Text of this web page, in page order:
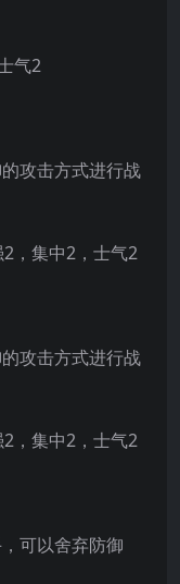
气2
攻击方式进行战
，集中2，士气2
攻击方式进行战
，集中2，士气2
可以舍弃防御